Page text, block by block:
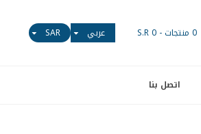
0 منتجات - S.R 0 عربي SAR
اتصل بنا